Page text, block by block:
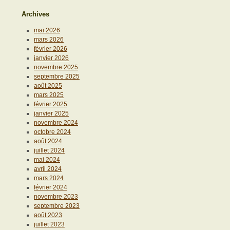
Archives
mai 2026
mars 2026
février 2026
janvier 2026
novembre 2025
septembre 2025
août 2025
mars 2025
février 2025
janvier 2025
novembre 2024
octobre 2024
août 2024
juillet 2024
mai 2024
avril 2024
mars 2024
février 2024
novembre 2023
septembre 2023
août 2023
juillet 2023